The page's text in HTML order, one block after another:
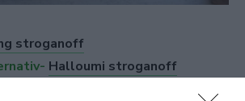
stroganoff
Halloumi stroganoff